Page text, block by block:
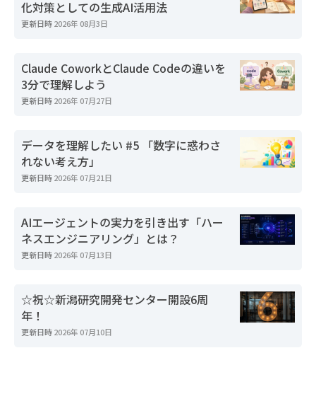
化対策としての生成AI活用法
更新日時2026年 08月3日
Claude CoworkとClaude Codeの違いを
3分で理解しよう
更新日時2026年 07月27日
データを理解したい #5 「数字に惑わさ
れない考え方」
更新日時2026年 07月21日
AIエージェントの実力を引き出す「ハー
ネスエンジニアリング」とは？
更新日時2026年 07月13日
☆祝☆新潟研究開発センター開設6周
年！
更新日時2026年 07月10日